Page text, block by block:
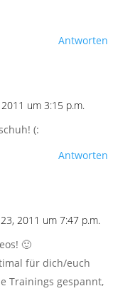
Antworten
um 3:15 p.m.
(:
Antworten
2011 um 7:47 p.m.
🙂
für dich/euch
Trainings gespannt,